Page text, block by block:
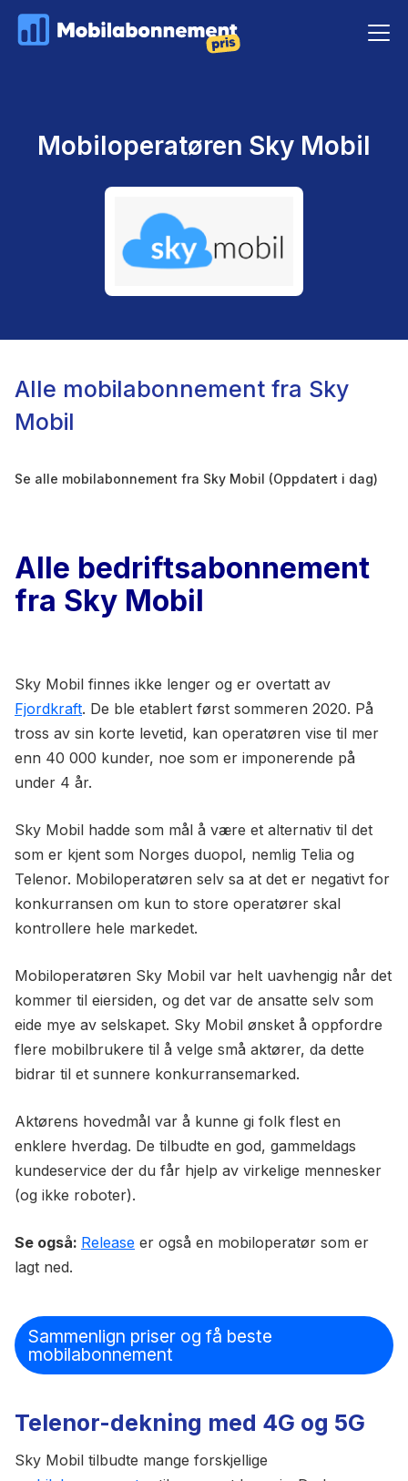
Mobiloperatøren Sky Mobil
Alle mobilabonnement fra Sky
Mobil
Se alle mobilabonnement fra Sky Mobil (Oppdatert i dag)
Alle bedriftsabonnement
fra Sky Mobil
Sky Mobil finnes ikke lenger og er overtatt av
Fjordkraft. De ble etablert først sommeren 2020. På
tross av sin korte levetid, kan operatøren vise til mer
enn 40 000 kunder, noe som er imponerende på
under 4 år.
Sky Mobil hadde som mål å være et alternativ til det
som er kjent som Norges duopol, nemlig Telia og
Telenor. Mobiloperatøren selv sa at det er negativt for
konkurransen om kun to store operatører skal
kontrollere hele markedet.
Mobiloperatøren Sky Mobil var helt uavhengig når det
kommer til eiersiden, og det var de ansatte selv som
eide mye av selskapet. Sky Mobil ønsket å oppfordre
flere mobilbrukere til å velge små aktører, da dette
bidrar til et sunnere konkurransemarked.
Aktørens hovedmål var å kunne gi folk flest en
enklere hverdag. De tilbudte en god, gammeldags
kundeservice der du får hjelp av virkelige mennesker
(og ikke roboter).
Se også: Release er også en mobiloperatør som er
lagt ned.
Sammenlign priser og få beste
mobilabonnement
Telenor-dekning med 4G og 5G
Sky Mobil tilbudte mange forskjellige